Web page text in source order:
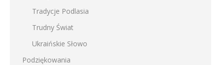
Tradycje Podlasia
Trudny Świat
Ukraińskie Słowo
Podziękowania